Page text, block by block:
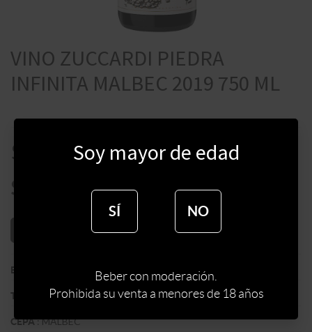
VINO ZUCCARDI PIEDRA
INFINITA MALBEC 2019 750 ML
$ 9500
$
AÑADIR AL CARRITO
BODEGA ZUCCARDI WINES
TIPO DE VINO:TINTO
CEPA:MALBEC
Soy mayor de edad
SÍ NO
Beber con moderación.
Prohibida su venta a menores de 18 años